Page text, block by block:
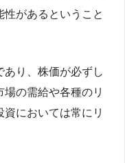
があるということ
あり、株価が必ずし
の需給や各種のリ
においては常にリ